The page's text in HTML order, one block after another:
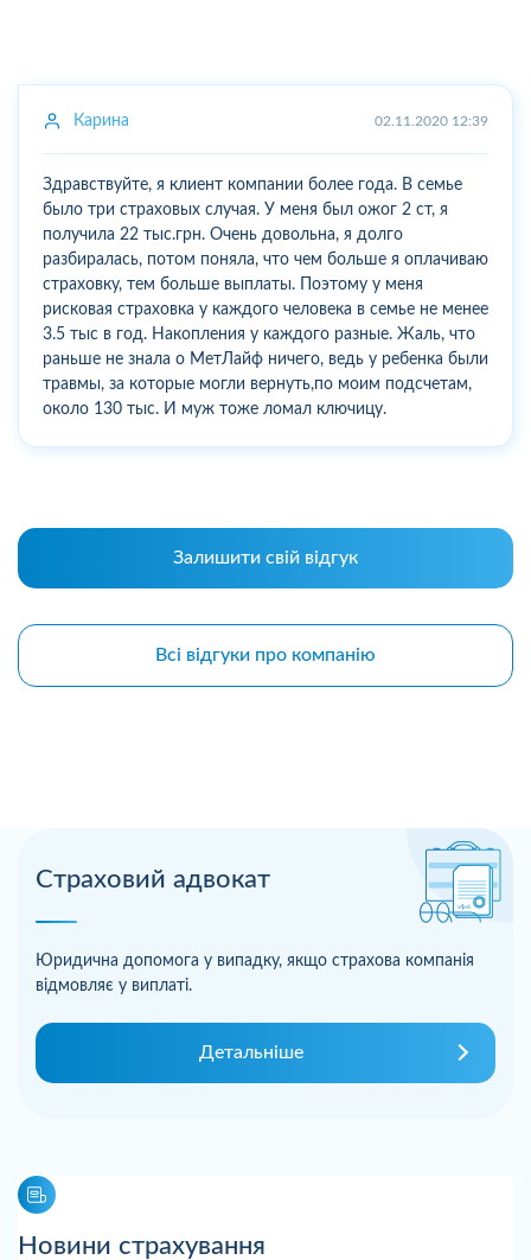
Страховий адвокат
Юридична допомога у випадку, якщо страхова компанія
відмовляє у виплаті.
Детальніше
Новини страхування
Карина 02.11.2020 12:39
Здравствуйте, я клиент компании более года. В семье
было три страховых случая. У меня был ожог 2 ст, я
получила 22 тыс.грн. Очень довольна, я долго
разбиралась, потом поняла, что чем больше я оплачиваю
страховку, тем больше выплаты. Поэтому у меня
рисковая страховка у каждого человека в семье не менее
3.5 тыс в год. Накопления у каждого разные. Жаль, что
раньше не знала о МетЛайф ничего, ведь у ребенка были
травмы, за которые могли вернуть,по моим подсчетам,
около 130 тыс. И муж тоже ломал ключицу.
Залишити свій відгук
Всі відгуки про компанію